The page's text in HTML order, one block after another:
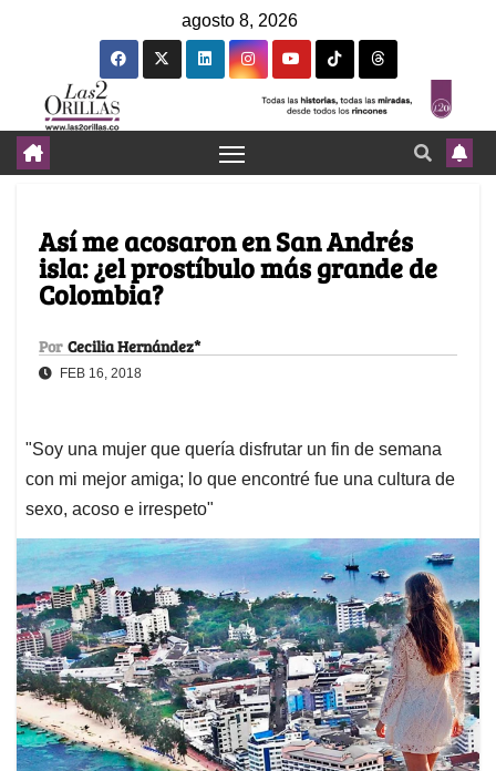
agosto 8, 2026
Así me acosaron en San Andrés
isla: ¿el prostíbulo más grande de
Colombia?
Por Cecilia Hernández*
FEB 16, 2018
"Soy una mujer que quería disfrutar un fin de semana
con mi mejor amiga; lo que encontré fue una cultura de
sexo, acoso e irrespeto"